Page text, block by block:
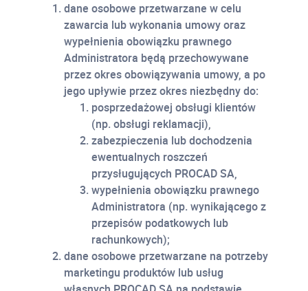
dane osobowe przetwarzane w celu
zawarcia lub wykonania umowy oraz
wypełnienia obowiązku prawnego
Administratora będą przechowywane
przez okres obowiązywania umowy, a po
jego upływie przez okres niezbędny do:
posprzedażowej obsługi klientów
(np. obsługi reklamacji),
zabezpieczenia lub dochodzenia
ewentualnych roszczeń
przysługujących PROCAD SA,
wypełnienia obowiązku prawnego
Administratora (np. wynikającego z
przepisów podatkowych lub
rachunkowych);
dane osobowe przetwarzane na potrzeby
marketingu produktów lub usług